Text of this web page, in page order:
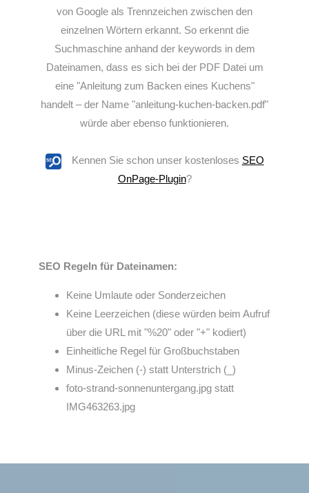
von Google als Trennzeichen zwischen den
einzelnen Wörtern erkannt. So erkennt die
Suchmaschine anhand der keywords in dem
Dateinamen, dass es sich bei der PDF Datei um
eine "Anleitung zum Backen eines Kuchens"
handelt – der Name "anleitung-kuchen-backen.pdf"
würde aber ebenso funktionieren.
Kennen Sie schon unser kostenloses SEO
OnPage-Plugin?
SEO Regeln für Dateinamen:
Keine Umlaute oder Sonderzeichen
Keine Leerzeichen (diese würden beim Aufruf
über die URL mit "%20" oder "+" kodiert)
Einheitliche Regel für Großbuchstaben
Minus-Zeichen (-) statt Unterstrich (_)
foto-strand-sonnenuntergang.jpg statt
IMG463263.jpg